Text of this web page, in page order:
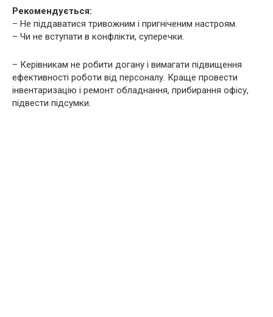
Рекомендується:
– Не піддаватися тривожним і пригніченим настроям.
– Чи не вступати в конфлікти, суперечки.
– Керівникам не робити догану і вимагати підвищення
ефективності роботи від персоналу. Краще провести
інвентаризацію і ремонт обладнання, прибирання офісу,
підвести підсумки.